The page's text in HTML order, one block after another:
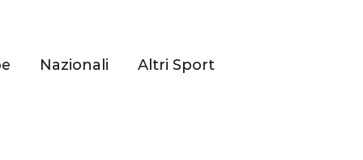
Nazionali Altri Sport